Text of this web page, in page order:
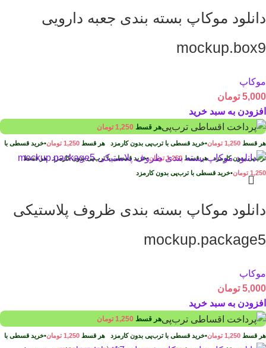
دانلود موکاپ بسته بندی جعبه دارویی
mockup.box9
موکاپ
5,000 تومان
افزودن به سبد خرید
هر قسط 1,250 تومان
هر قسط 1,250 تومان•خرید قسطی با ترب‌پی بدون کارمزد هر قسط 1,250 تومان•خرید قسطی با
ترب‌پی بدون کارمزدهر قسط 1,250 تومان•خرید قسطی با ترب‌پی بدون کارمزدهر قسط
1,250 تومان•خرید قسطی با ترب‌پی بدون کارمزد
دانلود موکاپ بسته بندی ظروف پلاستیکی
mockup.package5
موکاپ
5,000 تومان
افزودن به سبد خرید
هر قسط 1,250 تومان
هر قسط 1,250 تومان•خرید قسطی با ترب‌پی بدون کارمزد هر قسط 1,250 تومان•خرید قسطی با